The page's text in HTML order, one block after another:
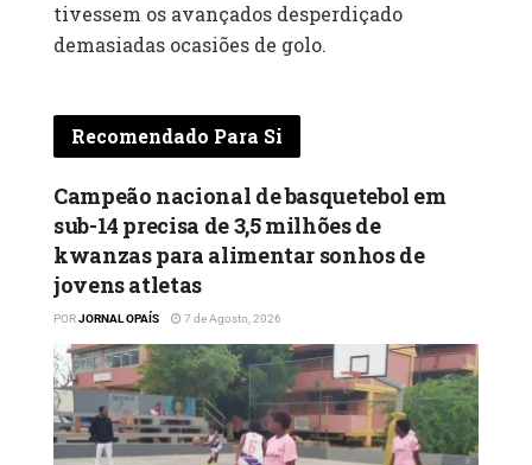
tivessem os avançados desperdiçado
demasiadas ocasiões de golo.
Recomendado Para Si
Campeão nacional de basquetebol em
sub-14 precisa de 3,5 milhões de
kwanzas para alimentar sonhos de
jovens atletas
PORJORNAL OPAÍS 7 de Agosto, 2026